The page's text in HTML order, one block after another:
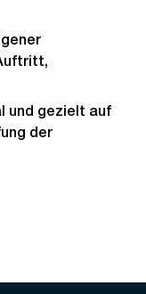
und gezielt auf
der